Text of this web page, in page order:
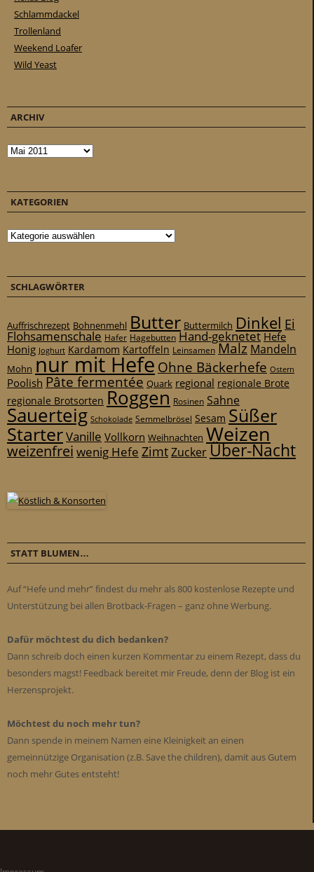
Schlammdackel
Trollenland
Weekend Loafer
Wild Yeast
ARCHIV
Archiv
KATEGORIEN
Kategorien
SCHLAGWÖRTER
Auffrischrezept Bohnenmehl Butter Buttermilch Dinkel Ei
Flohsamenschale Hafer Hagebutten Hand-geknetet Hefe
Honig Joghurt Kardamom Kartoffeln Leinsamen Malz Mandeln
Mohn nur mit Hefe Ohne Bäckerhefe Ostern
Poolish Pâte fermentée Quark regional regionale Brote
regionale Brotsorten Roggen Rosinen Sahne
Sauerteig Schokolade Semmelbrösel Sesam Süßer
StarterVanille Vollkorn Weihnachten Weizen
weizenfrei wenig Hefe ZimtZuckerÜber-Nacht
STATT BLUMEN…
Auf “Hefe und mehr” findest du mehr als 800 kostenlose Rezepte und
Unterstützung bei allen Brotback-Fragen – ganz ohne Werbung.
Dafür möchtest du dich bedanken?
Dann schreib doch einen kurzen Kommentar zu einem Rezept, dass du
besonders magst! Feedback bereitet mir Freude, denn der Blog ist ein
Herzensprojekt.
Möchtest du noch mehr tun?
Dann spende in meinem Namen eine Kleinigkeit an einen
gemeinnützige Organisation (z.B. Save the children), damit aus Gutem
noch mehr Gutes entsteht!